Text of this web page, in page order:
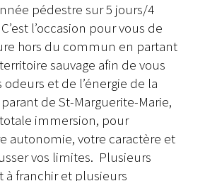
pédestre sur 5 jours/4
l’occasion pour vous de
hors du commun en partant
sauvage afin de vous
et de l’énergie de la
parant de St-Marguerite-Marie,
immersion, pour
autonomie, votre caractère et
vos limites. Plusieurs
franchir et plusieurs